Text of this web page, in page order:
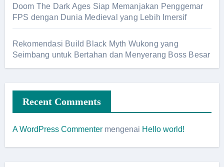
Doom The Dark Ages Siap Memanjakan Penggemar
FPS dengan Dunia Medieval yang Lebih Imersif
Rekomendasi Build Black Myth Wukong yang
Seimbang untuk Bertahan dan Menyerang Boss Besar
Recent Comments
A WordPress Commentermengenai Hello world!